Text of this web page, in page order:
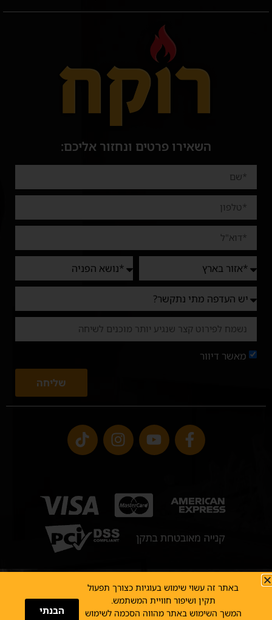
השאירו פרטים ונחזור אליכם:
מאשר דיוור
שליחה
כל הזכויות שמורות לרוקח תנורי חימום בע"מתקנון אתר
הצהרת נגישותחיוב חופשי
באתר זה עשוי שימוש בעוגיות כצורך תפעול
תקין ושיפור חוויית המשתמש.
המשך השימוש באתר מהווה הסכמה לשימוש
הבנתי